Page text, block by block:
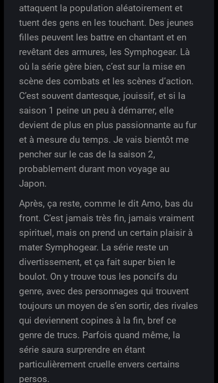
attaquent la population aléatoirement et
tuent des gens en les touchant. Des jeunes
filles peuvent les battre en chantant et en
revêtant des armures, les Symphogear. Là
où la série gère bien, c’est sur la mise en
scène des combats et les scènes d’action.
C’est souvent dantesque, jouissif, et si la
saison 1 peine un peu à démarrer, elle
devient de plus en plus passionnante au fur
et à mesure du temps. Je vais bientôt me
pencher sur le cas de la saison 2,
probablement durant mon voyage au
Japon.
Après, ça reste, comme le dit Amo, bas du
front. C’est jamais très fin, jamais vraiment
spirituel, mais on prend un certain plaisir à
mater Symphogear. La série reste un
divertissement, et ça fait super bien le
boulot. On y trouve tous les poncifs du
genre, avec des personnages qui trouvent
toujours un moyen de s’en sortir, des rivales
qui deviennent copines à la fin, bref ce
genre de trucs. Parfois quand même, la
série saura surprendre en étant
particulièrement cruelle envers certains
persos.